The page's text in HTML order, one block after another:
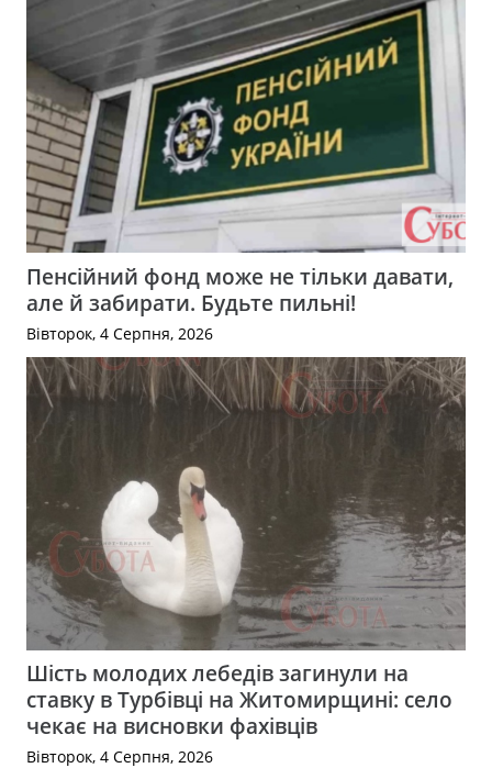
Пенсійний фонд може не тільки давати,
але й забирати. Будьте пильні!
Вівторок, 4 Серпня, 2026
Шість молодих лебедів загинули на
ставку в Турбівці на Житомирщині: село
чекає на висновки фахівців
Вівторок, 4 Серпня, 2026